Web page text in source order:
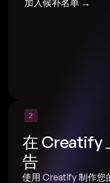
加入候补名单 →
2
在 Creatify
告
使用 Creatify 制作您